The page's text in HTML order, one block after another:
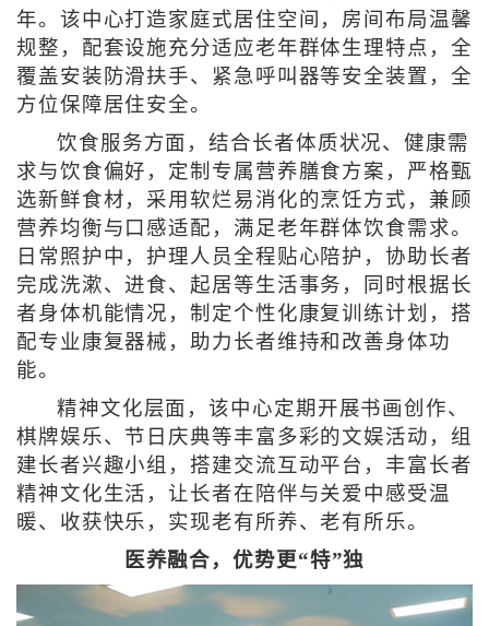
年。该中心打造家庭式居住空间，房间布局温馨
规整，配套设施充分适应老年群体生理特点，全
覆盖安装防滑扶手、紧急呼叫器等安全装置，全
方位保障居住安全。
饮食服务方面，结合长者体质状况、健康需
求与饮食偏好，定制专属营养膳食方案，严格甄
选新鲜食材，采用软烂易消化的烹饪方式，兼顾
营养均衡与口感适配，满足老年群体饮食需求。
日常照护中，护理人员全程贴心陪护，协助长者
完成洗漱、进食、起居等生活事务，同时根据长
者身体机能情况，制定个性化康复训练计划，搭
配专业康复器械，助力长者维持和改善身体功
能。
精神文化层面，该中心定期开展书画创作、
棋牌娱乐、节日庆典等丰富多彩的文娱活动，组
建长者兴趣小组，搭建交流互动平台，丰富长者
精神文化生活，让长者在陪伴与关爱中感受温
暖、收获快乐，实现老有所养、老有所乐。
医养融合，优势更“特”独